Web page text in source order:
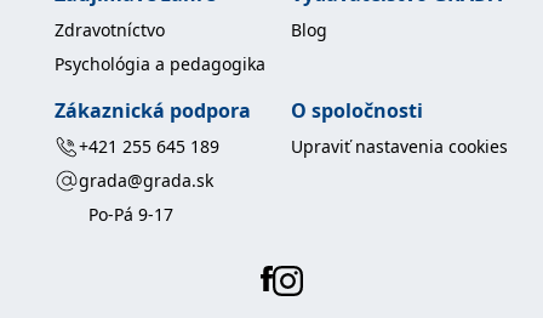
Zdravotníctvo
Psychológia a pedagogika
Blog
Zákaznická podpora
+421 255 645 189
grada@grada.sk
Po-Pá 9-17
O spoločnosti
Upraviť nastavenia cookies